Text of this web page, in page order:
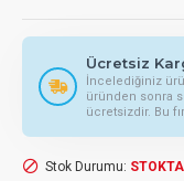
Ücretsiz
İncelediğiniz
üründen sonra
ücretsizdir. Bu
Stok Durumu: